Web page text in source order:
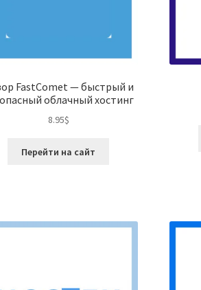
FastComet — быстрый и
облачный хостинг
8.95$
Перейти на сайт